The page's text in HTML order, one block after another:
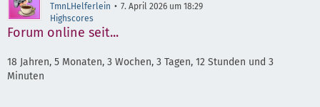
TmnLHelferlein
7. April 2026 um 18:29
Highscores
Forum online seit...
18 Jahren, 5 Monaten, 3 Wochen, 3 Tagen, 12 Stunden und 3
Minuten